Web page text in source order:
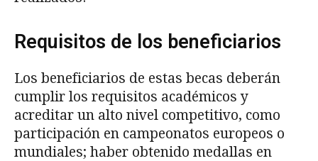
Requisitos de los beneficiarios
Los beneficiarios de estas becas deberán
cumplir los requisitos académicos y
acreditar un alto nivel competitivo, como
participación en campeonatos europeos o
mundiales; haber obtenido medallas en